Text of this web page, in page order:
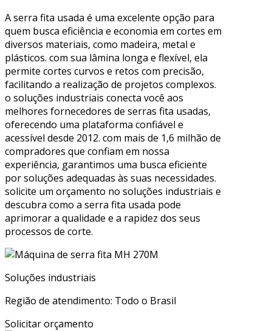
A serra fita usada é uma excelente opção para
quem busca eficiência e economia em cortes em
diversos materiais, como madeira, metal e
plásticos. com sua lâmina longa e flexível, ela
permite cortes curvos e retos com precisão,
facilitando a realização de projetos complexos.
o soluções industriais conecta você aos
melhores fornecedores de serras fita usadas,
oferecendo uma plataforma confiável e
acessível desde 2012. com mais de 1,6 milhão de
compradores que confiam em nossa
experiência, garantimos uma busca eficiente
por soluções adequadas às suas necessidades.
solicite um orçamento no soluções industriais e
descubra como a serra fita usada pode
aprimorar a qualidade e a rapidez dos seus
processos de corte.
Soluções industriais
Região de atendimento: Todo o Brasil
Solicitar orçamento